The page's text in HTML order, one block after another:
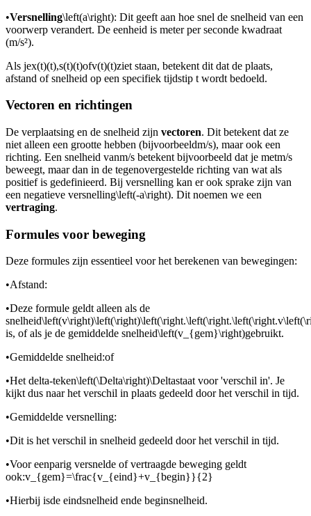
•Versnelling\left(a\right): Dit geeft aan hoe snel de snelheid van een
voorwerp verandert. De eenheid is meter per seconde kwadraat
(m/s²).
Als jex(t)(t),s(t)(t)ofv(t)(t)ziet staan, betekent dit dat de plaats,
afstand of snelheid op een specifiek tijdstip t wordt bedoeld.
Vectoren en richtingen
De verplaatsing en de snelheid zijn vectoren. Dit betekent dat ze
niet alleen een grootte hebben (bijvoorbeeldm/s), maar ook een
richting. Een snelheid vanm/s betekent bijvoorbeeld dat je metm/s
beweegt, maar dan in de tegenovergestelde richting van wat als
positief is gedefinieerd. Bij versnelling kan er ook sprake zijn van
een negatieve versnelling\left(-a\right). Dit noemen we een
vertraging.
Formules voor beweging
Deze formules zijn essentieel voor het berekenen van bewegingen:
•Afstand:
•Deze formule geldt alleen als de
snelheid
is, of als je de gemiddelde snelheid\left(v_{gem}\right)gebruikt.
•Gemiddelde snelheid:of
•Het delta-teken\left(\Delta\right)\Deltastaat voor 'verschil in'. Je
kijkt dus naar het verschil in plaats gedeeld door het verschil in tijd.
•Gemiddelde versnelling:
•Dit is het verschil in snelheid gedeeld door het verschil in tijd.
•Voor eenparig versnelde of vertraagde beweging geldt
ook:v_{gem}=\frac{v_{eind}+v_{begin}}{2}
•Hierbij isde eindsnelheid ende beginsnelheid.